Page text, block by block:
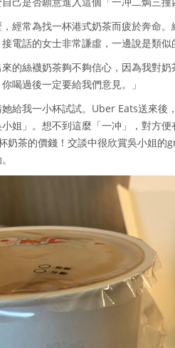
經常為找一杯港式奶茶而疲於奔命
電話的女士非常謙虛，一邊說是類
的絲襪奶茶夠不夠信心，因為我對
喝過後一定要給我們意見。」
給我一小杯試試。Uber Eats送來後
姐」。想不到這麼「一冲」，對方
奶茶的價錢！交談中很欣賞吳小姐